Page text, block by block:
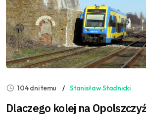
104 dni temu Stanisław Stadnicki
Dlaczego kolej na